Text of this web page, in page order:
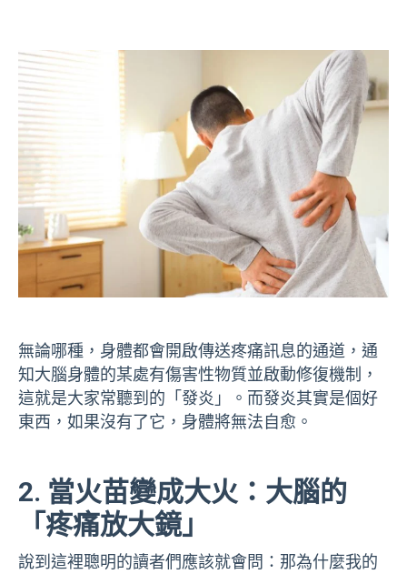
無論哪種，身體都會開啟傳送疼痛訊息的通道，通
知大腦身體的某處有傷害性物質並啟動修復機制，
這就是大家常聽到的「發炎」。而發炎其實是個好
東西，如果沒有了它，身體將無法自愈。
2. 當火苗變成大火：大腦的
「疼痛放大鏡」
說到這裡聰明的讀者們應該就會問：那為什麼我的